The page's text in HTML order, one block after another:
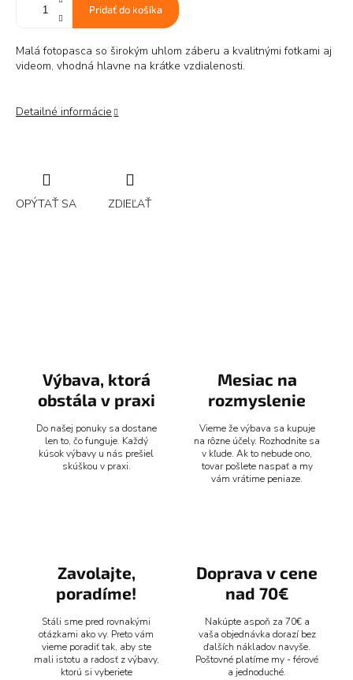
Pridať do košíka
Malá fotopasca so širokým uhlom záberu a kvalitnými fotkami aj
videom, vhodná hlavne na krátke vzdialenosti.
Detailné informácie
OPÝTAŤ SA ZDIEĽAŤ
Výbava, ktorá
obstála v praxi
Do našej ponuky sa dostane
len to, čo funguje. Každý
kúsok výbavy u nás prešiel
skúškou v praxi.
Mesiac na
rozmyslenie
Vieme že výbava sa kupuje
na rôzne účely. Rozhodnite sa
v kľude. Ak to nebude ono,
tovar pošlete naspať a my
vám vrátime peniaze.
Zavolajte,
poradíme!
Stáli sme pred rovnakými
otázkami ako vy. Preto vám
vieme poradiť tak, aby ste
mali istotu a radosť z výbavy,
ktorú si vyberiete
Doprava v cene
nad 70€
Nakúpte aspoň za 70€ a
vaša objednávka dorazí bez
ďalších nákladov navyše.
Poštovné platíme my - férové
a jednoduché.